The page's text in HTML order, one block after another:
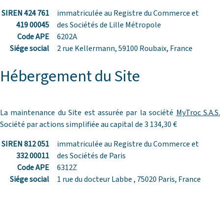
SIREN 424 761
419 00045
immatriculée au Registre du Commerce et
des Sociétés de Lille Métropole
Code APE
6202A
Siége social
2 rue Kellermann, 59100 Roubaix, France
Hébergement du Site
La maintenance du Site est assurée par la société MyTroc S.A.S.
Société par actions simplifiée au capital de 3 134,30 €
SIREN 812 051
332 00011
immatriculée au Registre du Commerce et
des Sociétés de Paris
Code APE
6312Z
Siége social
1 rue du docteur Labbe , 75020 Paris, France